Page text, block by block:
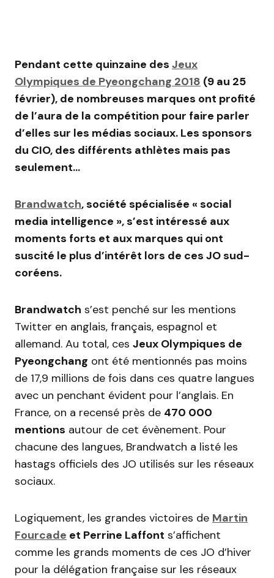
Pendant cette quinzaine des Jeux
Olympiques de Pyeongchang 2018 (9 au 25
février), de nombreuses marques ont profité
de l’aura de la compétition pour faire parler
d’elles sur les médias sociaux. Les sponsors
du CIO, des différents athlètes mais pas
seulement…
Brandwatch, société spécialisée « social
media intelligence », s’est intéressé aux
moments forts et aux marques qui ont
suscité le plus d’intérêt lors de ces JO sud-
coréens.
Brandwatch s’est penché sur les mentions
Twitter en anglais, français, espagnol et
allemand. Au total, ces Jeux Olympiques de
Pyeongchang ont été mentionnés pas moins
de 17,9 millions de fois dans ces quatre langues
avec un penchant évident pour l’anglais. En
France, on a recensé près de 470 000
mentions autour de cet évènement. Pour
chacune des langues, Brandwatch a listé les
hastags officiels des JO utilisés sur les réseaux
sociaux.
Logiquement, les grandes victoires de Martin
Fourcade et Perrine Laffont s’affichent
comme les grands moments de ces JO d’hiver
pour la délégation française sur les réseaux